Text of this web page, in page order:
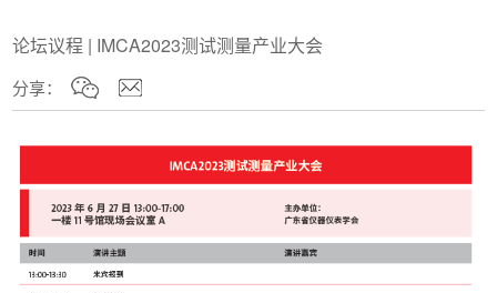
论坛议程 | IMCA2023测试测量产业大会
分享：